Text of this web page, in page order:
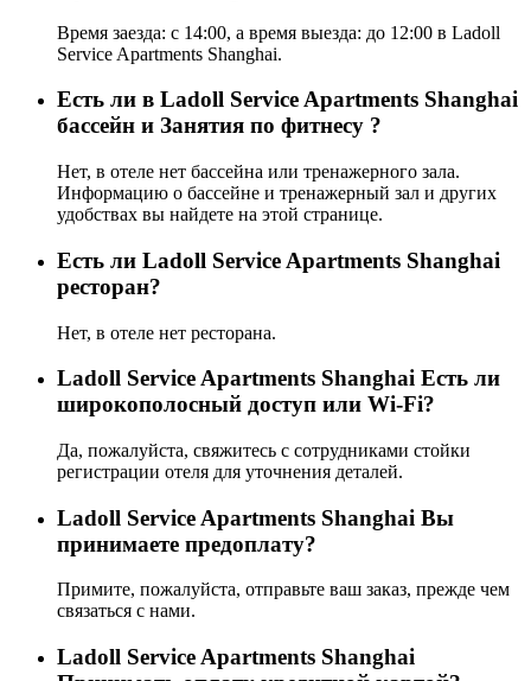
Время заезда: с 14:00, а время выезда: до 12:00 в Ladoll
Service Apartments Shanghai.
Есть ли в Ladoll Service Apartments Shanghai
бассейн и Занятия по фитнесу ?
Нет, в отеле нет бассейна или тренажерного зала.
Информацию о бассейне и тренажерный зал и других
удобствах вы найдете на этой странице.
Eсть ли Ladoll Service Apartments Shanghai
ресторан?
Нет, в отеле нет ресторана.
Ladoll Service Apartments Shanghai Есть ли
широкополосный доступ или Wi-Fi?
Да, пожалуйста, свяжитесь с сотрудниками стойки
регистрации отеля для уточнения деталей.
Ladoll Service Apartments Shanghai Вы
принимаете предоплату?
Примите, пожалуйста, отправьте ваш заказ, прежде чем
связаться с нами.
Ladoll Service Apartments Shanghai